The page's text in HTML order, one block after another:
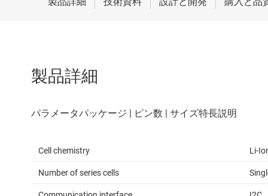
製品詳細
Cell chemistry Li-
Number of series cells